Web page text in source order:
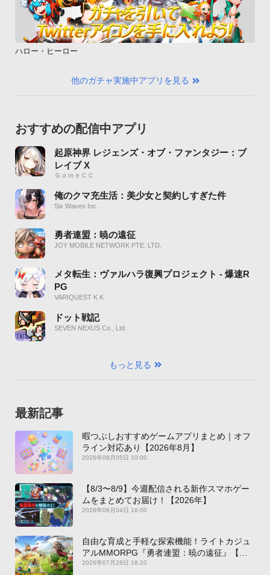
ハロー・ヒーロー
他のガチャ実施中アプリを見る
おすすめの配信中アプリ
起原神界 レジェンズ・オブ・ファンタジー：ブ
レイブ X
ＧａｍｅＣＣ
俺のクマ充生活：美少女と契約しすぎた件
Six Waves Inc.
勇者連盟：暁の遠征
JOY MOBILE NETWORK PTE. LTD.
メタ転生：ヴァルハラ復興プロジェクト - 爆速R
PG
VARIQUEST K K
ドット戦記
SEVEN NEXUS Co., Ltd.
もっと見る
最新記事
暇つぶしおすすめゲームアプリまとめ｜オフ
ライン対応あり【2026年8月】
2026年08月05日 10:00
【8/3〜8/9】今週配信される新作スマホゲー
ムをまとめてお届け！【2026年】
2026年08月04日 16:00
自由な育成と手軽な探索機能！ライトカジュ
アルMMORPG『勇者連盟：暁の遠征』【最
新作PICKUP】
2026年07月28日 18:20